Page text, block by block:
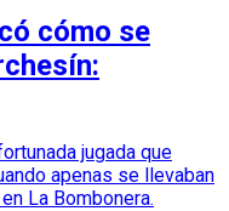
cómo se
jugada que
apenas se llevaban
La Bombonera.